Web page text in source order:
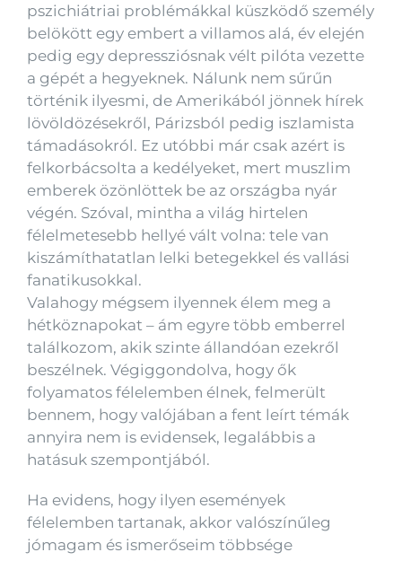
pszichiátriai problémákkal küszködő személy
belökött egy embert a villamos alá, év elején
pedig egy depressziósnak vélt pilóta vezette
a gépét a hegyeknek. Nálunk nem sűrűn
történik ilyesmi, de Amerikából jönnek hírek
lövöldözésekről, Párizsból pedig iszlamista
támadásokról. Ez utóbbi már csak azért is
felkorbácsolta a kedélyeket, mert muszlim
emberek özönlöttek be az országba nyár
végén. Szóval, mintha a világ hirtelen
félelmetesebb hellyé vált volna: tele van
kiszámíthatatlan lelki betegekkel és vallási
fanatikusokkal.
Valahogy mégsem ilyennek élem meg a
hétköznapokat – ám egyre több emberrel
találkozom, akik szinte állandóan ezekről
beszélnek. Végiggondolva, hogy ők
folyamatos félelemben élnek, felmerült
bennem, hogy valójában a fent leírt témák
annyira nem is evidensek, legalábbis a
hatásuk szempontjából.
Ha evidens, hogy ilyen események
félelemben tartanak, akkor valószínűleg
jómagam és ismerőseim többsége